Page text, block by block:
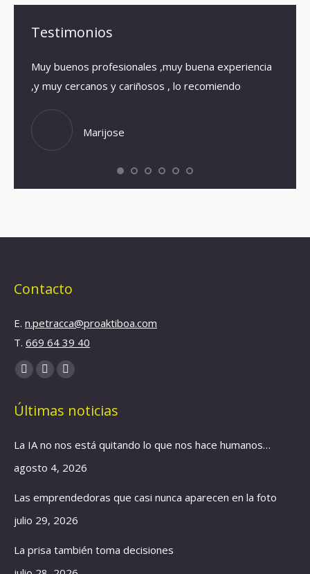
Testimonios
Muy buenos profesionales ,muy buena experiencia
,y muy cercanos y cariñosos , lo recomiendo
Marijose
Contacto
E. n.petracca@proaktiboa.com
T. 669 64 39 40
Find us on:
YouTube
opens
new
window
Linkedin
opens
new
window
Instagram
opens
new
window
Últimas noticias
La IA no nos está quitando lo que nos hace humanos…
agosto 4, 2026
Las emprendedoras que casi nunca aparecen en la foto
julio 29, 2026
La prisa también toma decisiones